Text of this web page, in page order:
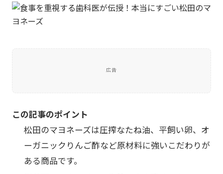
広告
この記事のポイント
松田のマヨネーズは圧搾なたね油、平飼い卵、オ
ーガニックりんご酢など原材料に強いこだわりが
ある商品です。